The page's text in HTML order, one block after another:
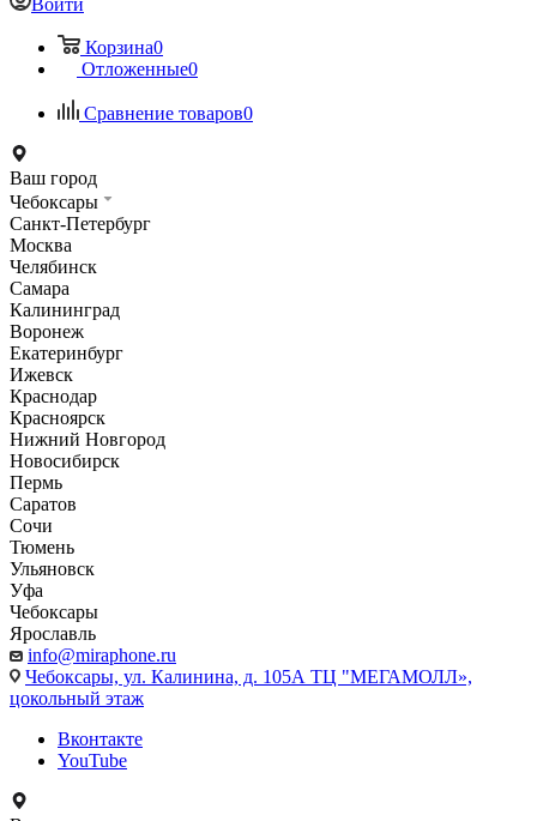
Войти
Корзина0
Отложенные0
Сравнение товаров0
Ваш город
Чебоксары
Санкт-Петербург
Москва
Челябинск
Самара
Калининград
Воронеж
Екатеринбург
Ижевск
Краснодар
Красноярск
Нижний Новгород
Новосибирск
Пермь
Саратов
Сочи
Тюмень
Ульяновск
Уфа
Чебоксары
Ярославль
info@miraphone.ru
Чебоксары, ул. Калинина, д. 105А ТЦ "МЕГАМОЛЛ»,
цокольный этаж
Вконтакте
YouTube